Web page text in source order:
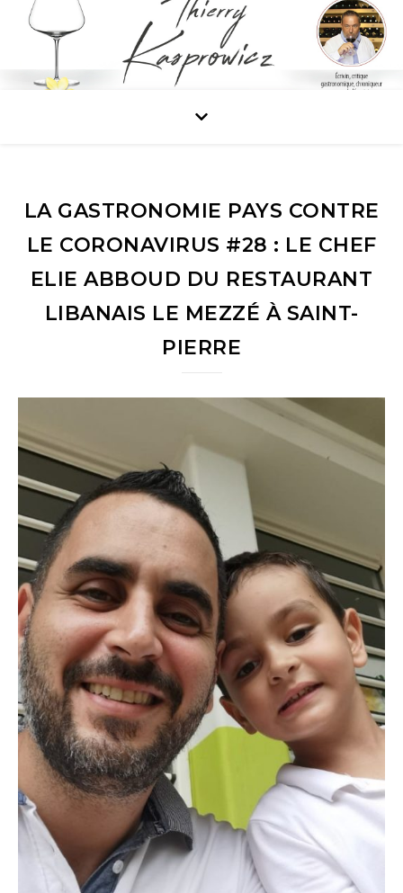
LA GASTRONOMIE PAYS CONTRE
LE CORONAVIRUS #28 : LE CHEF
ELIE ABBOUD DU RESTAURANT
LIBANAIS LE MEZZÉ À SAINT-
PIERRE